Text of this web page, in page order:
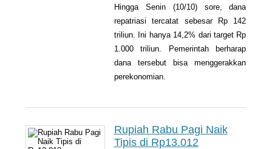
Hingga Senin (10/10) sore, dana
repatriasi tercatat sebesar Rp 142
triliun. Ini hanya 14,2% dari target Rp
1.000 triliun. Pemerintah berharap
dana tersebut bisa menggerakkan
perekonomian.
Rupiah Rabu Pagi Naik
Tipis di Rp13.012